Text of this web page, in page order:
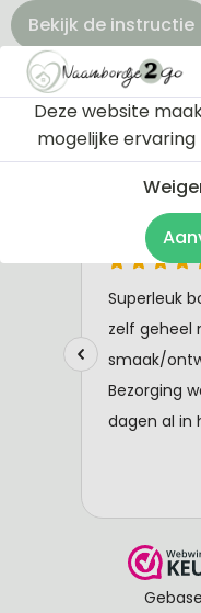
Bekijk de instructie
Deze website
mogelijke